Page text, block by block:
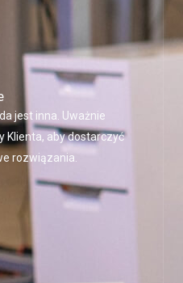
jest inna. Uważnie
Klienta, aby dostarczyć
rozwiązania.